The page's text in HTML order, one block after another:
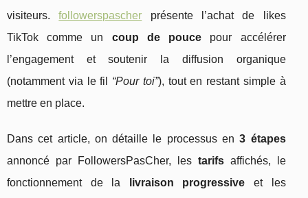
visiteurs.followerspascher présente l’achat de likes
TikTok comme un coup de pouce pour accélérer
l’engagement et soutenir la diffusion organique
(notamment via le fil “Pour toi”), tout en restant simple à
mettre en place.
Dans cet article, on détaille le processus en3 étapes
annoncé par FollowersPasCher, les tarifsaffichés, le
fonctionnement de la
livraison progressive et les